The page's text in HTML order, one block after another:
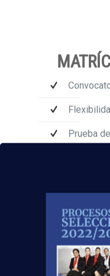
Prueba